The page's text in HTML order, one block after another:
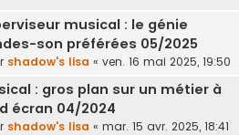
musical : le génie
son préférées 05/2025
shadow's lisa « ven. 16 mai 2025, 19:50
: gros plan sur un métier à
écran 04/2024
shadow's lisa « mar. 15 avr. 2025, 18:41